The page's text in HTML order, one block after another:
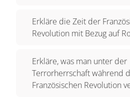
Erkläre die Zeit der
Revolution mit Bezug auf
Erkläre, was man unter der
Terrorherrschaft während
Französischen Revolution